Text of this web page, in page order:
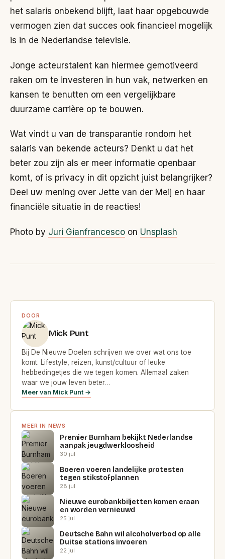
het salaris onbekend blijft, laat haar opgebouwde
vermogen zien dat succes ook financieel mogelijk
is in de Nederlandse televisie.
Jonge acteurstalent kan hiermee gemotiveerd
raken om te investeren in hun vak, netwerken en
kansen te benutten om een vergelijkbare
duurzame carrière op te bouwen.
Wat vindt u van de transparantie rondom het
salaris van bekende acteurs? Denkt u dat het
beter zou zijn als er meer informatie openbaar
komt, of is privacy in dit opzicht juist belangrijker?
Deel uw mening over Jette van der Meij en haar
financiële situatie in de reacties!
Photo by Juri Gianfrancesco on Unsplash
DOOR
Mick Punt
Bij De Nieuwe Doelen schrijven we over wat ons toe
komt. Lifestyle, reizen, kunst/cultuur of leuke
hebbedingetjes die we tegen komen. Allemaal zaken
waar we jouw leven beter…
Meer van Mick Punt →
MEER IN NEWS
Premier Burnham bekijkt Nederlandse
aanpak jeugdwerkloosheid
30 jul
Boeren voeren landelijke protesten
tegen stikstofplannen
28 jul
Nieuwe eurobankbiljetten komen eraan
en worden vernieuwd
25 jul
Deutsche Bahn wil alcoholverbod op alle
Duitse stations invoeren
22 jul